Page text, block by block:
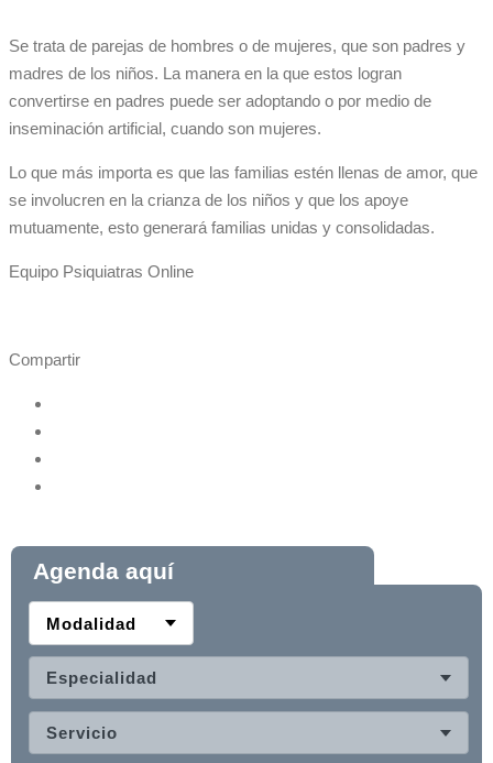
Se trata de parejas de hombres o de mujeres, que son padres y
madres de los niños. La manera en la que estos logran
convertirse en padres puede ser adoptando o por medio de
inseminación artificial, cuando son mujeres.
Lo que más importa es que las familias estén llenas de amor, que
se involucren en la crianza de los niños y que los apoye
mutuamente, esto generará familias unidas y consolidadas.
Equipo Psiquiatras Online
Compartir
Agenda aquí
Modalidad
Especialidad
Servicio